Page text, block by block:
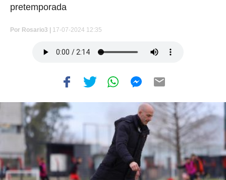
pretemporada
Por Rosario3 | 17-07-2024 12:35